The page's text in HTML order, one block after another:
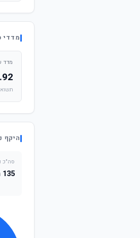
מדדי
מדד
היקף
סה"כ
135 מיליון ₪